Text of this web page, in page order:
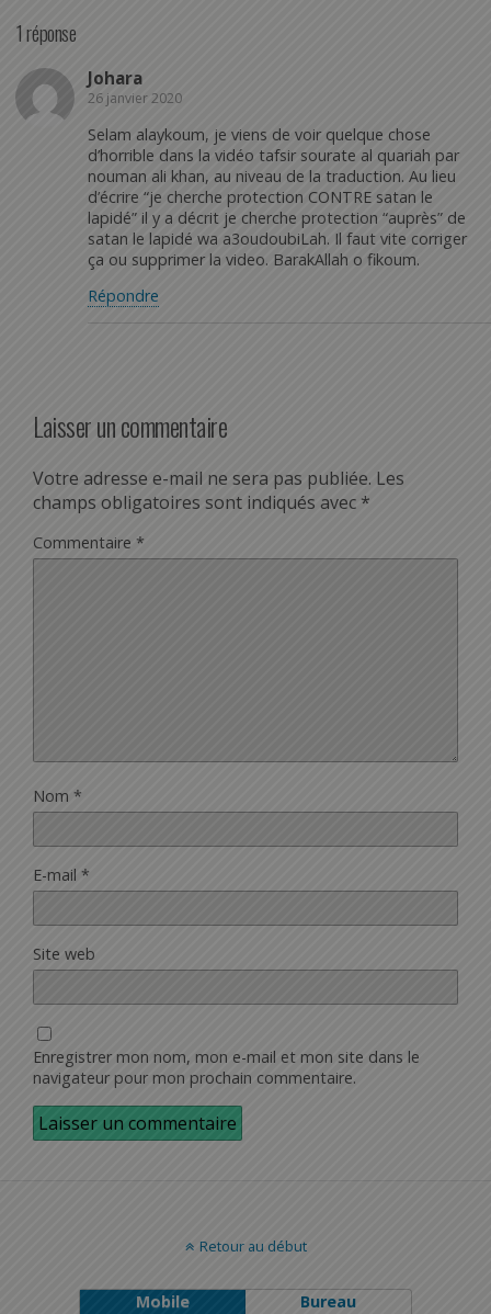
1 réponse
Johara
26 janvier 2020
Selam alaykoum, je viens de voir quelque chose
d’horrible dans la vidéo tafsir sourate al quariah par
nouman ali khan, au niveau de la traduction. Au lieu
d’écrire “je cherche protection CONTRE satan le
lapidé” il y a décrit je cherche protection “auprès” de
satan le lapidé wa a3oudoubiLah. Il faut vite corriger
ça ou supprimer la video. BarakAllah o fikoum.
Répondre
Laisser un commentaire
Votre adresse e-mail ne sera pas publiée. Les
champs obligatoires sont indiqués avec *
Commentaire *
Nom *
E-mail *
Site web
Enregistrer mon nom, mon e-mail et mon site dans le
navigateur pour mon prochain commentaire.
Retour au début
Mobile Bureau